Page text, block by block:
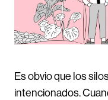
Es obvio que los
intencionados.